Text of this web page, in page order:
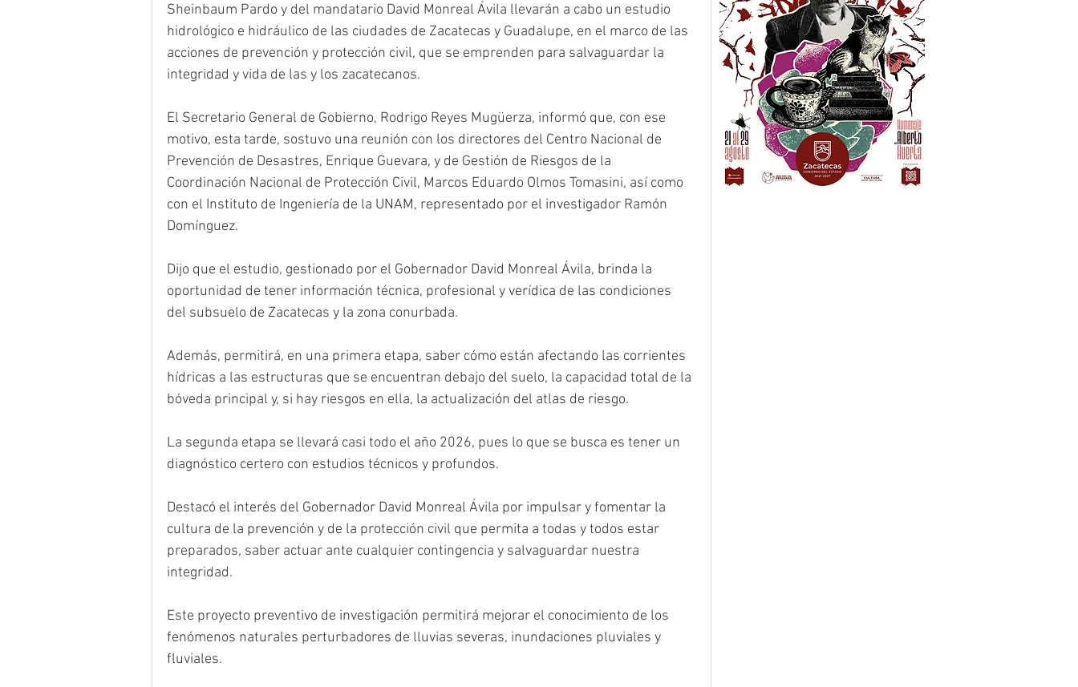
Sheinbaum Pardo y del mandatario David Monreal Ávila llevarán a cabo un estudio
hidrológico e hidráulico de las ciudades de Zacatecas y Guadalupe, en el marco de las
acciones de prevención y protección civil, que se emprenden para salvaguardar la
integridad y vida de las y los zacatecanos.
El Secretario General de Gobierno, Rodrigo Reyes Mugüerza, informó que, con ese
motivo, esta tarde, sostuvo una reunión con los directores del Centro Nacional de
Prevención de Desastres, Enrique Guevara, y de Gestión de Riesgos de la
Coordinación Nacional de Protección Civil, Marcos Eduardo Olmos Tomasini, así como
con el Instituto de Ingeniería de la UNAM, representado por el investigador Ramón
Domínguez.
Dijo que el estudio, gestionado por el Gobernador David Monreal Ávila, brinda la
oportunidad de tener información técnica, profesional y verídica de las condiciones
del subsuelo de Zacatecas y la zona conurbada.
Además, permitirá, en una primera etapa, saber cómo están afectando las corrientes
hídricas a las estructuras que se encuentran debajo del suelo, la capacidad total de la
bóveda principal y, si hay riesgos en ella, la actualización del atlas de riesgo.
La segunda etapa se llevará casi todo el año 2026, pues lo que se busca es tener un
diagnóstico certero con estudios técnicos y profundos.
Destacó el interés del Gobernador David Monreal Ávila por impulsar y fomentar la
cultura de la prevención y de la protección civil que permita a todas y todos estar
preparados, saber actuar ante cualquier contingencia y salvaguardar nuestra
integridad.
Este proyecto preventivo de investigación permitirá mejorar el conocimiento de los
fenómenos naturales perturbadores de lluvias severas, inundaciones pluviales y
fluviales.